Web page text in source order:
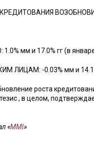
мм и 17.0% гг (в
ЛИЦАМ: -0.03% мм и 14.1%
роста
, в целом,
«MMI»